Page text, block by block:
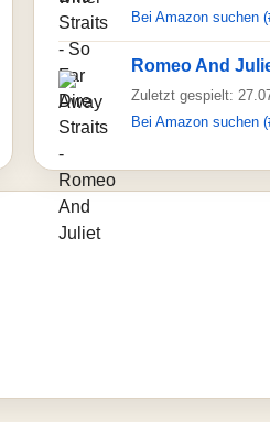
Bei Amazon suchen
Romeo And
Zuletzt gespielt:
Bei Amazon suchen